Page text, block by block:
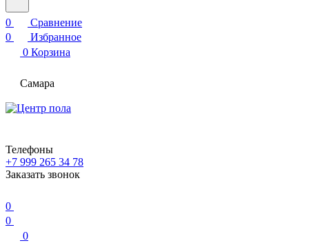
0
Сравнение
0
Избранное
0 Корзина
Самара
Телефоны
+7 999 265 34 78
Заказать звонок
0
0
0